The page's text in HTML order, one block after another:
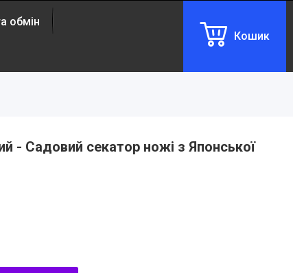
обмін
Кошик
- Садовий секатор ножі з Японської